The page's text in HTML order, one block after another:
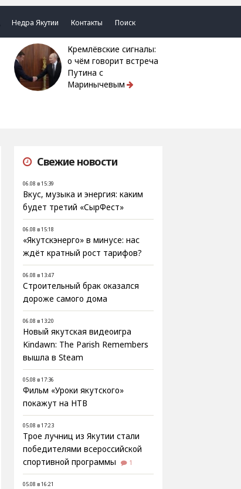
Недра Якутии Контакты Поиск
Кремлёвские сигналы:
о чём говорит встреча
Путина с
Маринычевым
Свежие новости
06.08 в 15:39
Вкус, музыка и энергия: каким
будет третий «СырФест»
06.08 в 15:18
«Якутскэнерго» в минусе: нас
ждёт кратный рост тарифов?
06.08 в 13:47
Строительный брак оказался
дороже самого дома
06.08 в 13:20
Новый якутская видеоигра
Kindawn: The Parish Remembers
вышла в Steam
05.08 в 17:36
Фильм «Уроки якутского»
покажут на НТВ
05.08 в 17:23
Трое лучниц из Якутии стали
победителями всероссийской
спортивной программы
1
05.08 в 16:21